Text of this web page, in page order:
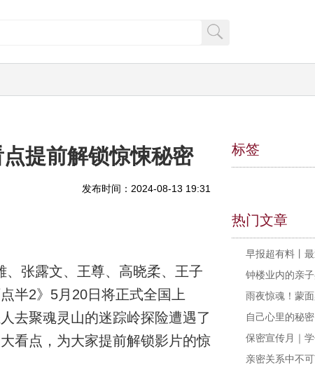
点提前解锁惊悚秘密
发布时间：2024-08-13 19:31
、张露文、王尊、高晓柔、王子
半2》5月20日将正式全国上
去聚魂灵山的迷踪岭探险遭遇了
看点，为大家提前解锁影片的惊
标签
热门文章
自己心里的秘密